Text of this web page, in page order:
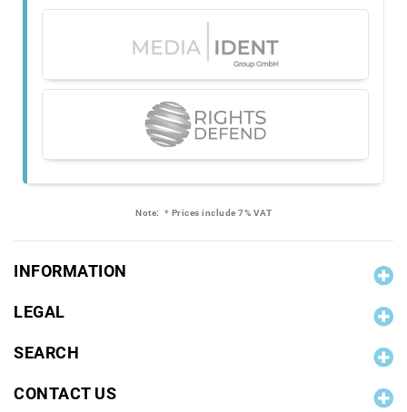
Note: * Prices include 7% VAT
INFORMATION
LEGAL
SEARCH
CONTACT US